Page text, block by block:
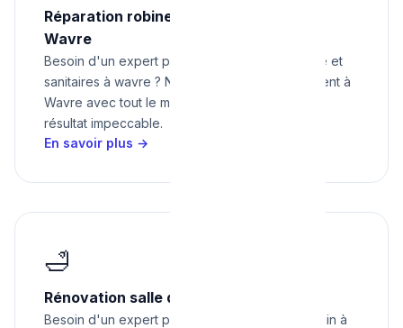
Réparation robinetterie et sanitaires à
Wavre
Besoin d'un expert pour réparation robinetterie et
sanitaires à wavre ? Nous intervenons rapidement à
Wavre avec tout le matériel nécessaire pour un
résultat impeccable.
En savoir plus →
🛁
Rénovation salle de bain à Wavre
Besoin d'un expert pour rénovation salle de bain à